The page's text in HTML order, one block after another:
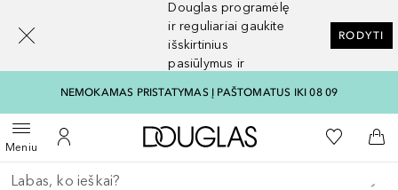
Douglas programėlę
ir reguliariai gaukite
išskirtinius
pasiūlymus ir
RODYTI
NEMOKAMAS PRISTATYMAS Į PAŠTOMATUS IKI 08 09
MeniuAtidaryti meniuĮ mano paskyrą
Į Douglas pagrindinį
Į mano
Į
Grįžk atgal
Vykdykite paiešką
[navigation.slideout.screenreader]